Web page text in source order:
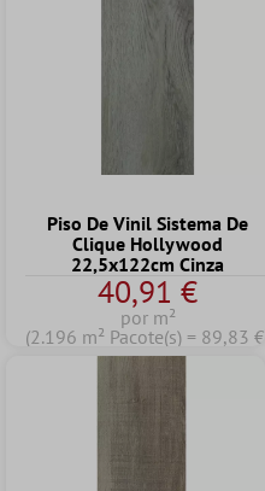
Piso De Vinil Sistema De
Clique Hollywood
22,5x122cm Cinza
40,91 €
por m²
(2.196 m² Pacote(s) = 89,83 €)